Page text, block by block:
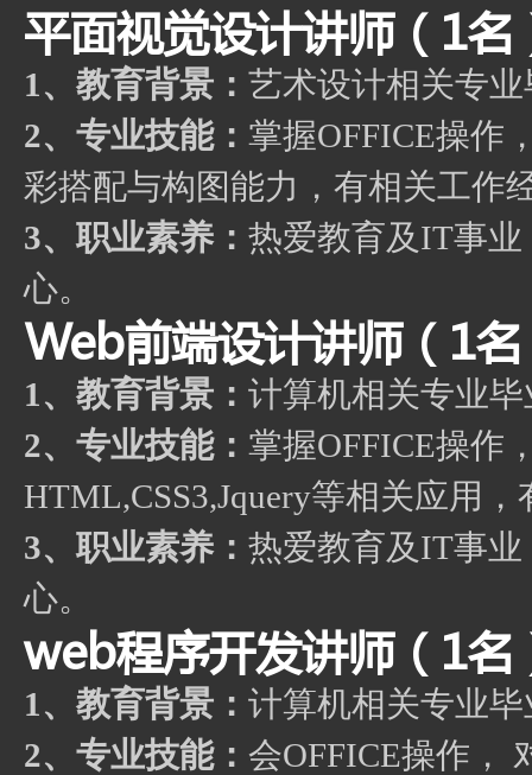
平面视觉设计讲师（1名
1、教育背景： 艺术设计相关专
2、专业技能： 掌握OFFICE操作
彩搭配与构图能力，有相关工作
3、职业素养： 热爱教育及IT事
心。
Web前端设计讲师（1
1、教育背景： 计算机相关专业毕
2、专业技能： 掌握OFFICE操作
HTML,CSS3,Jquery等相关应用
3、职业素养： 热爱教育及IT事
心。
web程序开发讲师（1名
1、教育背景： 计算机相关专业毕
2、专业技能： 会OFFICE操作，